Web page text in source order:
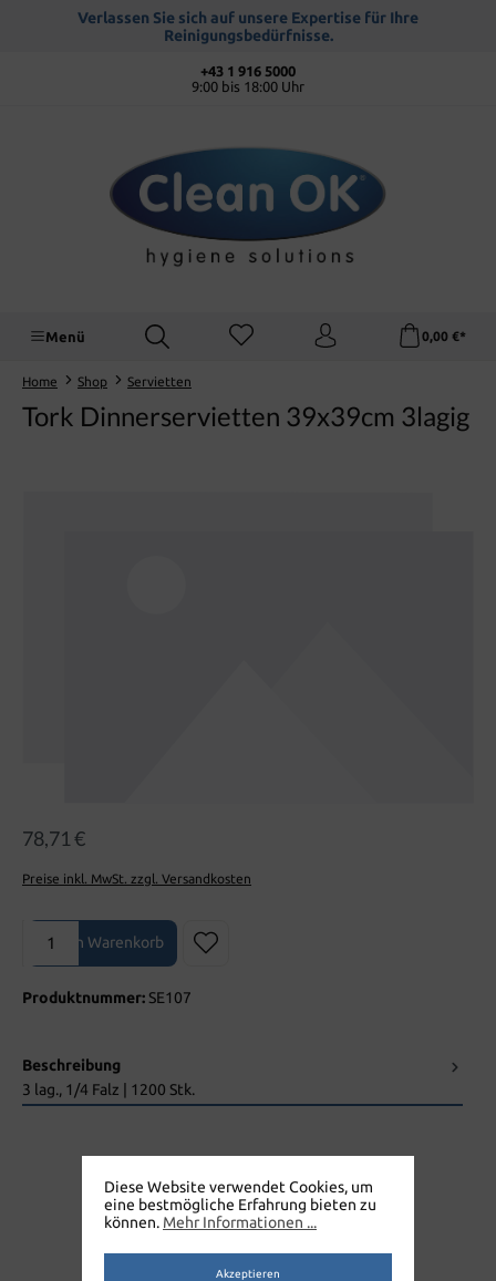
springenVerlassen Sie sich auf unsere Expertise für Ihre
Reinigungsbedürfnisse.
+43 1 916 5000
9:00 bis 18:00 Uhr
Menü 0,00 €*
Home Shop Servietten
Tork Dinnerservietten 39x39cm 3lagig
78,71 €
Preise inkl. MwSt. zzgl. Versandkosten
Produkt Anzahl: Gib den gewünschten Wert ein oder benutze die
In den Warenkorb
Produktnummer: SE107
Beschreibung
3 lag., 1/4 Falz | 1200 Stk.
TORK DINNERSERVIETTEN
39X39CM 3LAGIG
Diese Website verwendet Cookies, um
eine bestmögliche Erfahrung bieten zu
können. Mehr Informationen ...
Akzeptieren